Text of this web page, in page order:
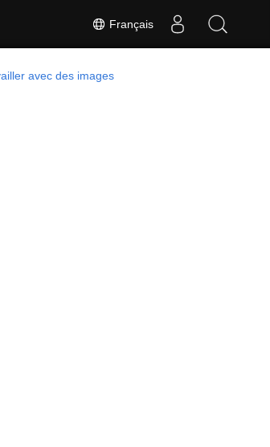
Français
avec des images